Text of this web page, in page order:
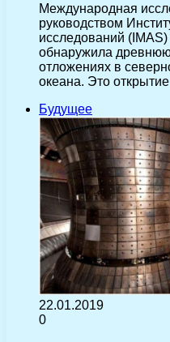
Международная
руководством
исследований
обнаружила
отложениях в
океана. Это
Будущее
22.01.2019
0